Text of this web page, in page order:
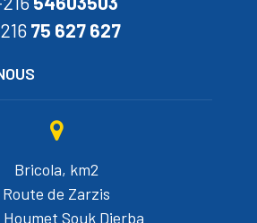
75 627 627
Bricola, km2
Route de Zarzis
Houmet Souk Djerba